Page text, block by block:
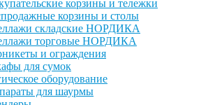
корзины и тележки
корзины и столы
складские НОРДИКА
торговые НОРДИКА
и ограждения
для сумок
оборудование
для шаурмы